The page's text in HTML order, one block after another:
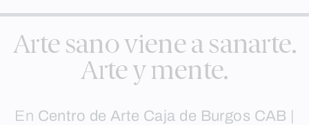
Arte sano viene a sanarte.
Arte y mente.
En Centro de Arte Caja de Burgos CAB